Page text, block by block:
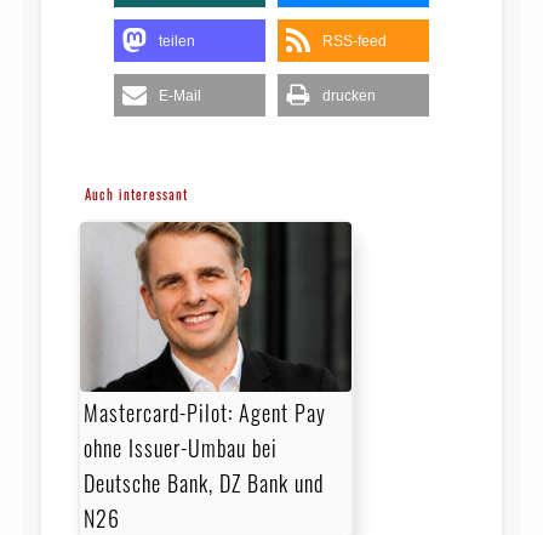
teilen RSS-feed
E-Mail drucken
Auch interessant
Mastercard-Pilot: Agent Pay
ohne Issuer-Umbau bei
Deutsche Bank, DZ Bank und
N26